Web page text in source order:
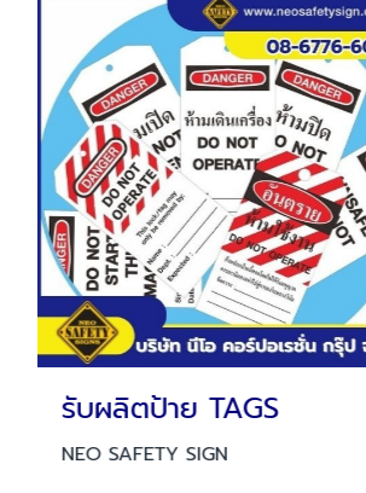
รับผลิตป้าย TAGS
NEO SAFETY SIGN